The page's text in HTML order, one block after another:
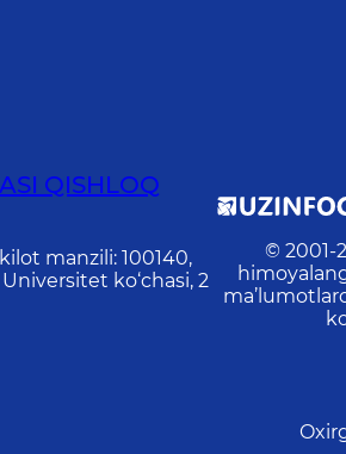
QISHLOQ
manzili: 100140,
ko‘chasi, 2
© 2001-